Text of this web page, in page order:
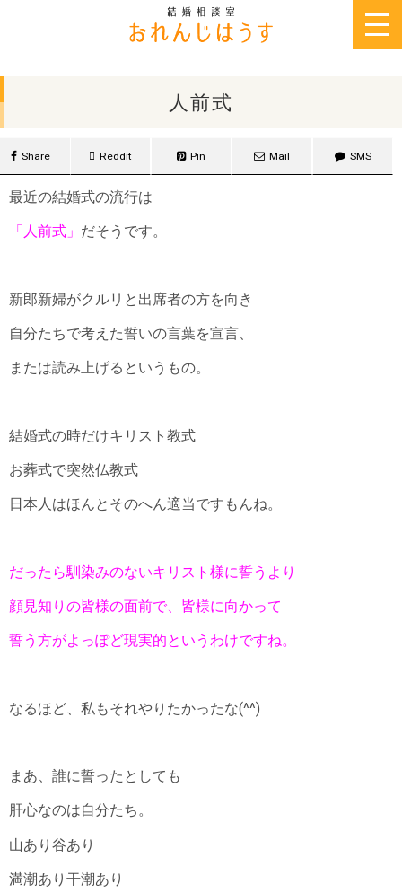
人前式
Share Reddit Pin Mail SMS
最近の結婚式の流行は
「人前式」 だそうです。
新郎新婦がクルリと出席者の方を向き
自分たちで考えた誓いの言葉を宣言、
または読み上げるというもの。
結婚式の時だけキリスト教式
お葬式で突然仏教式
日本人はほんとそのへん適当ですもんね。
だったら馴染みのないキリスト様に誓うより
顔見知りの皆様の面前で、皆様に向かって
誓う方がよっぽど現実的というわけですね。
なるほど、私もそれやりたかったな(^^)
まあ、誰に誓ったとしても
肝心なのは自分たち。
山あり谷あり
満潮あり干潮あり